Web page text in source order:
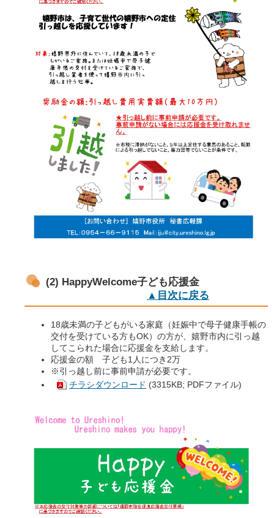
(2) HappyWelcome子ども応援金
▲目次に戻る
18歳未満の子どもがいる家庭（妊娠中で母子健康手帳の
交付を受けている方もOK）の方が、嬉野市内に引っ越
してこられた場合に応援金を支給します。
応援金の額 子ども1人につき2万
※引っ越し前に事前申請が必要です。
チラシダウンロード (3315KB; PDFファイル)